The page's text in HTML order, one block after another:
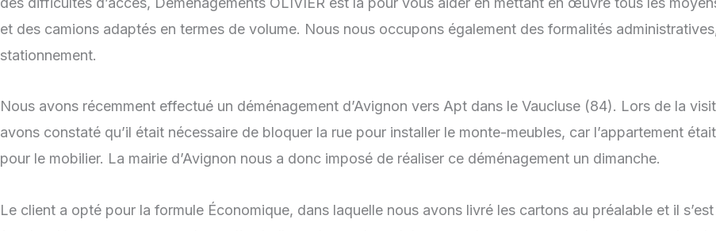
et des camions adaptés en termes de volume. Nous nous occupons également des formalités
stationnement.
Nous avons récemment effectué un déménagement d’Avignon vers Apt dans le Vaucluse (84). Lors de la
avons constaté qu’il était nécessaire de bloquer la rue pour installer le monte-meubles, car l’appartement
pour le mobilier. La mairie d’Avignon nous a donc imposé de réaliser ce déménagement un dimanche.
Le client a opté pour la formule Économique, dans laquelle nous avons livré les cartons au préalable et il